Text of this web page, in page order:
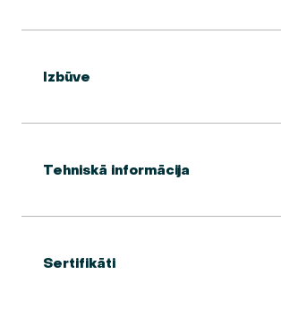
Izbūve
Tehniskā informācija
Sertifikāti